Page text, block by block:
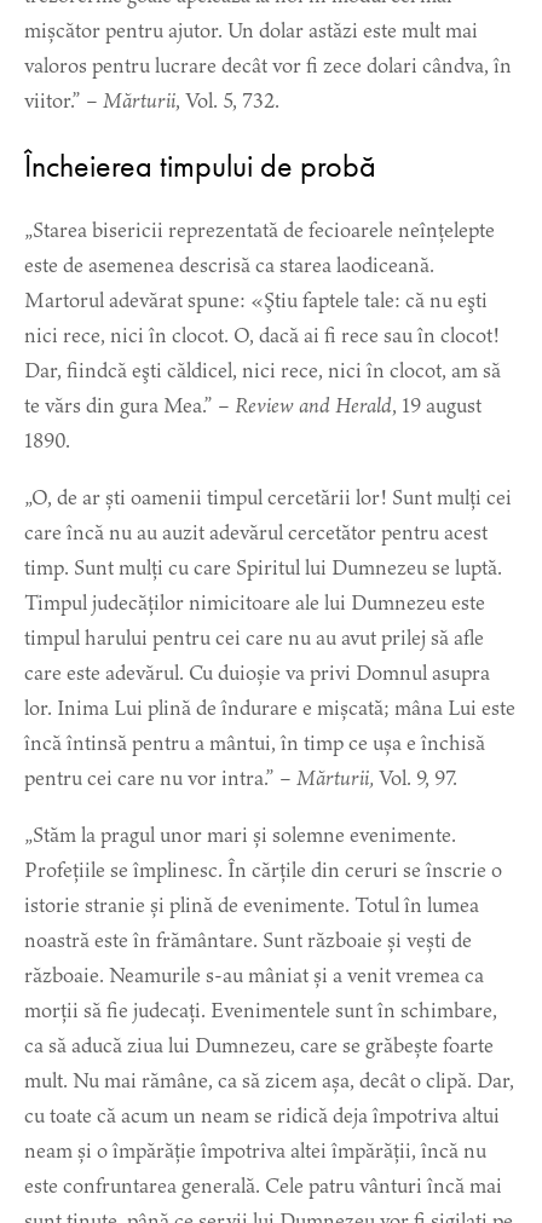
mișcător pentru ajutor. Un dolar astăzi este mult mai
valoros pentru lucrare decât vor fi zece dolari cândva, în
viitor.” – Mărturii, Vol. 5, 732.
Încheierea timpului de probă
„Starea bisericii reprezentată de fecioarele neînțelepte
este de asemenea descrisă ca starea laodiceană.
Martorul adevărat spune: «Ştiu faptele tale: că nu eşti
nici rece, nici în clocot. O, dacă ai fi rece sau în clocot!
Dar, fiindcă eşti căldicel, nici rece, nici în clocot, am să
te vărs din gura Mea.” – Review and Herald, 19 august
1890.
„O, de ar ști oamenii timpul cercetării lor! Sunt mulți cei
care încă nu au auzit adevărul cercetător pentru acest
timp. Sunt mulți cu care Spiritul lui Dumnezeu se luptă.
Timpul judecăților nimicitoare ale lui Dumnezeu este
timpul harului pentru cei care nu au avut prilej să afle
care este adevărul. Cu duioșie va privi Domnul asupra
lor. Inima Lui plină de îndurare e mișcată; mâna Lui este
încă întinsă pentru a mântui, în timp ce ușa e închisă
pentru cei care nu vor intra.” – Mărturii, Vol. 9, 97.
„Stăm la pragul unor mari și solemne evenimente.
Profețiile se împlinesc. În cărțile din ceruri se înscrie o
istorie stranie și plină de evenimente. Totul în lumea
noastră este în frământare. Sunt războaie și vești de
războaie. Neamurile s-au mâniat și a venit vremea ca
morții să fie judecați. Evenimentele sunt în schimbare,
ca să aducă ziua lui Dumnezeu, care se grăbește foarte
mult. Nu mai rămâne, ca să zicem așa, decât o clipă. Dar,
cu toate că acum un neam se ridică deja împotriva altui
neam și o împărăție împotriva altei împărății, încă nu
este confruntarea generală. Cele patru vânturi încă mai